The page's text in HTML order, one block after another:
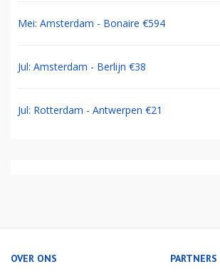
Mei: Amsterdam - Bonaire €594
Jul: Amsterdam - Berlijn €38
Jul: Rotterdam - Antwerpen €21
OVER ONS PARTNERS